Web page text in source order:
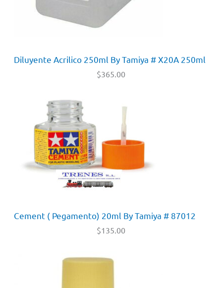
Diluyente Acrilico 250ml By Tamiya # X20A 250ml
$365.00
Cement ( Pegamento) 20ml By Tamiya # 87012
$135.00